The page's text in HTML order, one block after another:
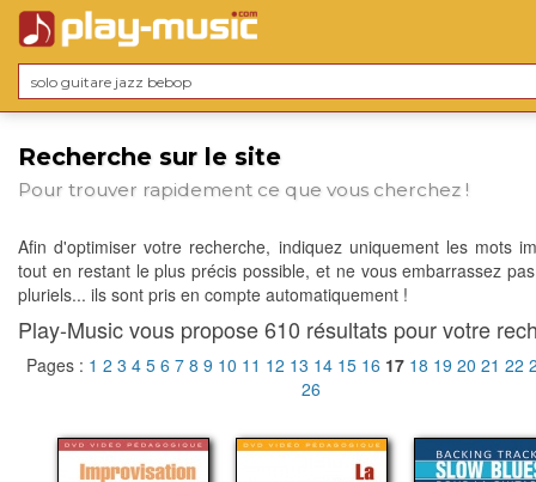
Recherche sur le site
Pour trouver rapidement ce que vous cherchez !
Afin d'optimiser votre recherche, indiquez uniquement les mots
tout en restant le plus précis possible, et ne vous embarrassez
pluriels... ils sont pris en compte automatiquement !
Play-Music vous propose 610 résultats pour votre
Pages : 1 2 3 4 5 6 7 8 9 10 11 12 13 14 15 16 17 18 19 20 21 22
26